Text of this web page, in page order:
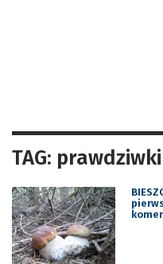
TAG: prawdziwki